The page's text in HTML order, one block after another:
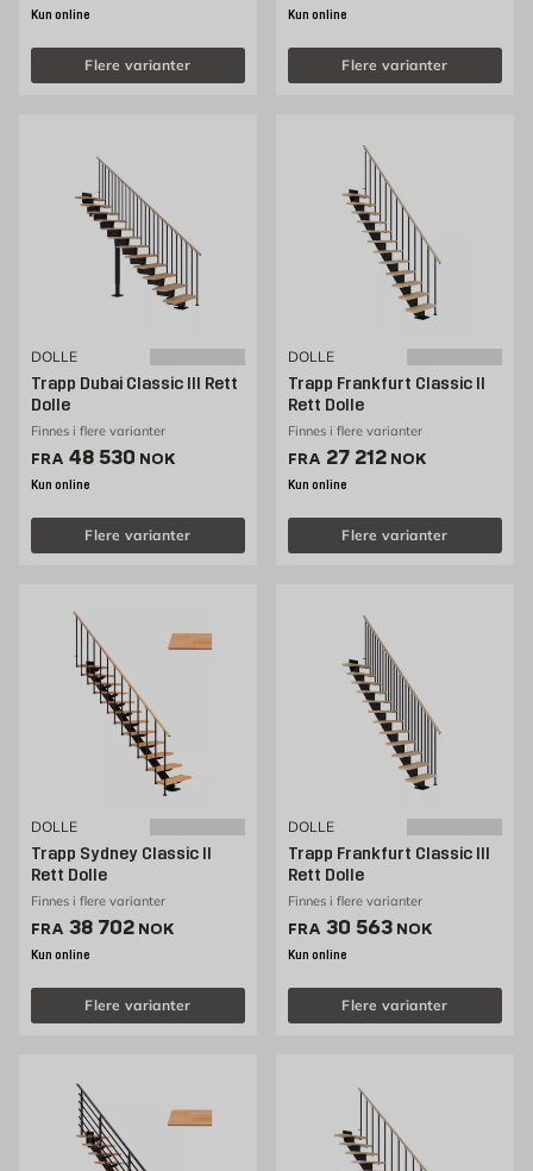
Kun online
Flere varianter
Kun online
Flere varianter
DOLLE
Trapp Dubai Classic III Rett
Dolle
Finnes i flere varianter
FRA Pris 48530 NOK /stk
48 530 NOK
Kun online
Flere varianter
DOLLE
Trapp Frankfurt Classic II
Rett Dolle
Finnes i flere varianter
FRA Pris 27212 NOK /stk
27 212 NOK
Kun online
Flere varianter
DOLLE
Trapp Sydney Classic II
Rett Dolle
Finnes i flere varianter
FRA Pris 38702 NOK /stk
38 702 NOK
Kun online
Flere varianter
DOLLE
Trapp Frankfurt Classic III
Rett Dolle
Finnes i flere varianter
FRA Pris 30563 NOK /stk
30 563 NOK
Kun online
Flere varianter